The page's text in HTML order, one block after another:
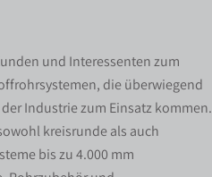
und Interessenten zum
die überwiegend
Industrie zum Einsatz kommen.
kreisrunde als auch
bis zu 4.000 mm